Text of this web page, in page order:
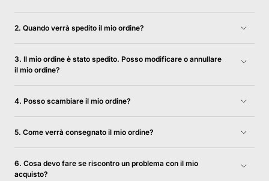
2. Quando verrà spedito il mio ordine?
lavorativo successivo e verranno consegnati entro 1-5 giorni
lavorativi. Per ulteriori informazioni, consulta la
3. Il mio ordine è stato spedito. Posso modificare o annullare
il mio ordine?
ordine una volta spedito.
4. Posso scambiare il mio ordine?
desiderato, ti consigliamo di restituire l'articolo originale. Una
informazioni, consulta la nostra Politica di restituzione e
rimborso.
5. Come verrà consegnato il mio ordine?
tramite DHL e GLS. Riceverai un'e-mail con un numero di
tracciamento quando il tuo ordine verrà spedito, così potrai
6. Cosa devo fare se riscontro un problema con il mio
acquisto?